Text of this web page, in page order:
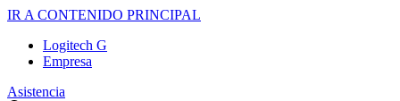
IR A CONTENIDO PRINCIPAL
Logitech G
Empresa
Asistencia